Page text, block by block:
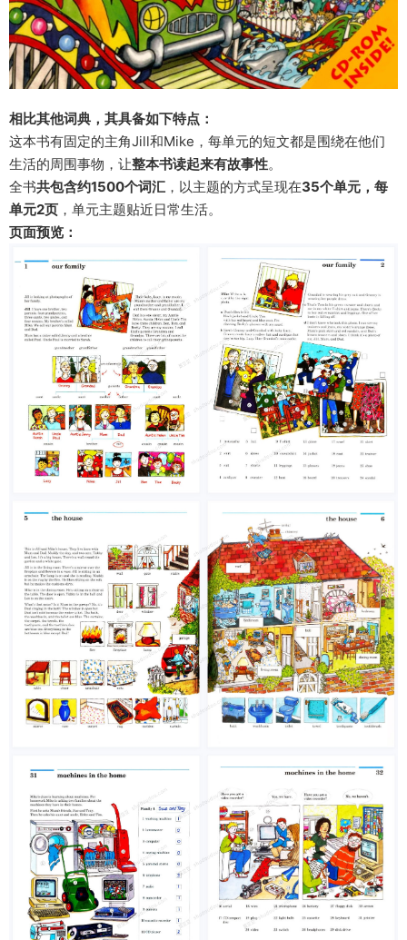
相比其他词典，其具备如下特点：
这本书有固定的主角Jill和Mike，每单元的短文都是围绕在他们
生活的周围事物，让整本书读起来有故事性。
全书共包含约1500个词汇 ，以主题的方式呈现在35个单元，每
单元2页 ，单元主题贴近日常生活。
页面预览：